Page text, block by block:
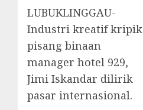
LUBUKLINGGAU-
Industri kreatif kripik
pisang binaan
manager hotel 929,
Jimi Iskandar dilirik
pasar internasional.